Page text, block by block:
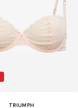
TRIUMPH